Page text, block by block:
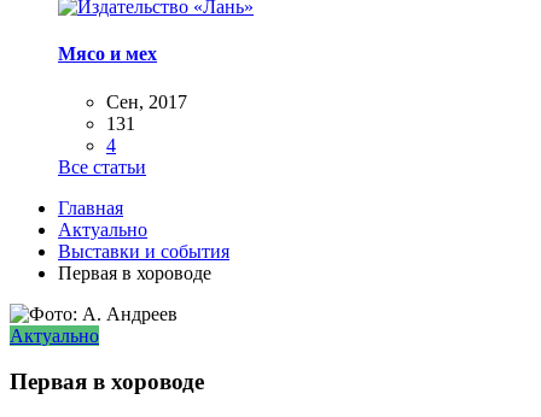
Мясо и мех
Сен, 2017
131
4
Все статьи
Главная
Актуально
Выставки и события
Первая в хороводе
Актуально
Первая в хороводе